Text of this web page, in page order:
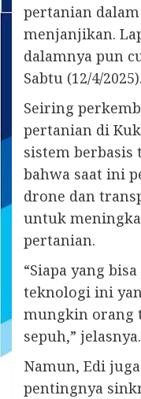
pertanian
menjanjikan.
dalamnya pun
Sabtu (12/4/2025).
Seiring
pertanian di
sistem berbasis
bahwa saat ini
drone dan
untuk
pertanian.
“Siapa yang
teknologi ini
mungkin orang
sepuh,” jelasnya.
Namun, Edi
pentingnya